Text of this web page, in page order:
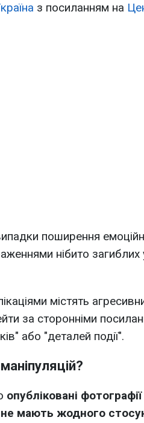
з посиланням на
поширення
нібито загиблих
містять
за сторонніми
або "деталей події".
опубліковані
мають жодного